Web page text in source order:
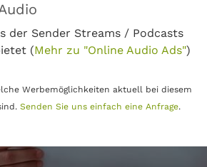
der Sender Streams / Podcasts
(Mehr zu "Online Audio Ads")
Werbemöglichkeiten aktuell bei diesem
Senden Sie uns einfach eine Anfrage.